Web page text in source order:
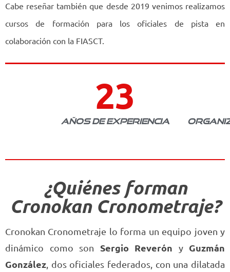
Cabe reseñar también que desde 2019 venimos realizamos
cursos de formación para los oficiales de pista en
colaboración con la FIASCT.
AÑOS DE EXPERIENCIA
23
¿Quiénes forman
Cronokan Cronometraje?
Cronokan Cronometraje lo forma un equipo joven y
dinámico como son Sergio Reverón y Guzmán
González , dos oficiales federados, con una dilatada